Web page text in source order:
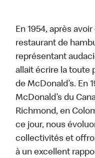
En 1954, après
restaurant de
représentant
allait écrire la toute
de McDonald’s. En
McDonald’s du
Richmond, en
ce jour, nous
collectivités et
à un excellent